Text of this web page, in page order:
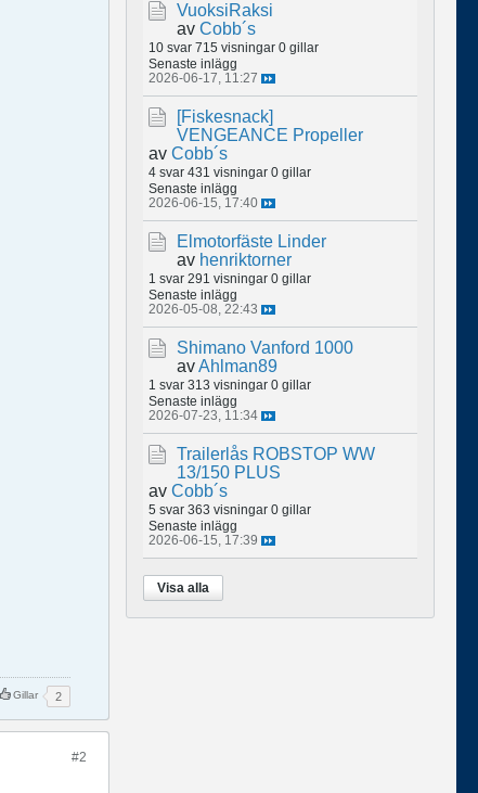
Gillar 2
#2
VuoksiRaksi
av Cobb´s
10 svar 715 visningar 0 gillar
Senaste inlägg
2026-06-17, 11:27
[Fiskesnack]
VENGEANCE Propeller
av Cobb´s
4 svar 431 visningar 0 gillar
Senaste inlägg
2026-06-15, 17:40
Elmotorfäste Linder
av henriktorner
1 svar 291 visningar 0 gillar
Senaste inlägg
2026-05-08, 22:43
Shimano Vanford 1000
avAhlman89
1 svar 313 visningar 0 gillar
Senaste inlägg
2026-07-23, 11:34
Trailerlås ROBSTOP WW
13/150 PLUS
av Cobb´s
5 svar 363 visningar 0 gillar
Senaste inlägg
2026-06-15, 17:39
Visa alla